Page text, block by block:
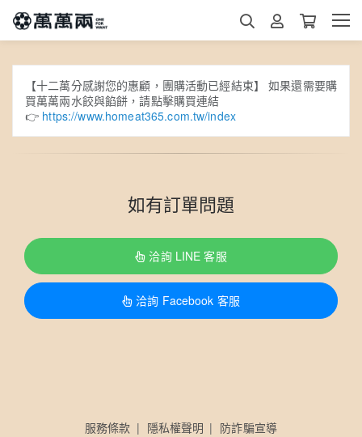
【十二萬分感謝您的惠顧，團購活動已經結束】 如果還需要購
買萬萬兩水餃與餡餅，請點擊購買連結
👉 https://www.homeat365.com.tw/index
如有訂單問題
洽詢 LINE 客服
洽詢 Facebook 客服
服務條款 隱私權聲明
防詐騙宣導